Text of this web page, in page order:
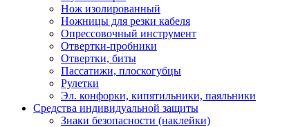
Нож изолированный
Ножницы для резки кабеля
Опрессовочный инструмент
Отвертки-пробники
Отвертки, биты
Пассатижи, плоскогубцы
Рулетки
Эл. конфорки, кипятильники, паяльники
Средства индивидуальной защиты
Знаки безопасности (наклейки)